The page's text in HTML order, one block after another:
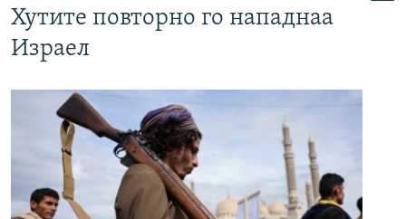
Хутите повторно го нападнаа
Израел